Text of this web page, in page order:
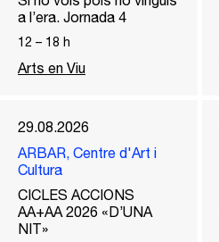
a l’era. Jornada 4
12 – 18 h
Arts en Viu
29.08.2026
ARBAR, Centre d'Art i
Cultura
CICLES ACCIONS
AA+AA 2026 «D’UNA
NIT»